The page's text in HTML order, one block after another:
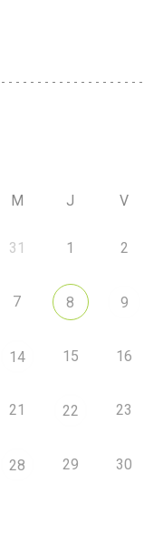
M J V
31 1 2
7 8 9
14 15 16
21 22 23
28 29 30